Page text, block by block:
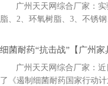
广州天天网综合厂家：
脂、2、环氧树脂、3
细菌耐药“抗击战”【广州家
广州天天网综合厂家：
了《遏制细菌耐药国家行动